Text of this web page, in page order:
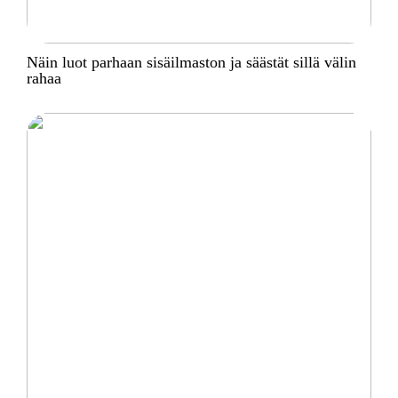
Näin luot parhaan sisäilmaston ja säästät sillä välin
rahaa